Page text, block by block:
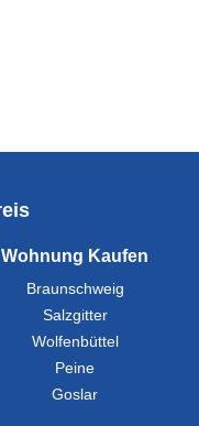
Wohnung Kaufen
Braunschweig
Salzgitter
Wolfenbüttel
Peine
Goslar